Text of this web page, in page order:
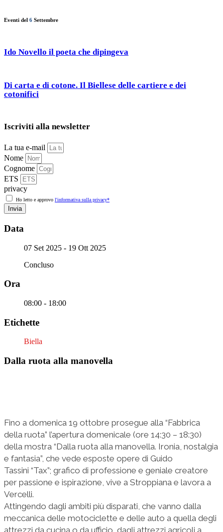
Eventi del 6 Settembre
Ido Novello il poeta che dipingeva
Di carta e di cotone. Il Biellese delle cartiere e dei
cotonifici
Iscriviti alla newsletter
La tua e-mail
Nome
Cognome
ETS
privacy
Ho letto e approvo l'informativa sulla privacy*
Invia
Data
07 Set 2025 - 19 Ott 2025
Concluso
Ora
08:00 - 18:00
Etichette
Biella
Dalla ruota alla manovella
Fino a domenica 19 ottobre prosegue alla “Fabbrica
della ruota” l’apertura domenicale (ore 14:30 – 18:30)
della mostra “Dalla ruota alla manovella. Ironia, nostalgia
e fantasia”, che vede esposte opere di Guido
Tassini “Tax”; grafico di professione e geniale creatore
per passione e ispirazione, vive a Stroppiana e lavora a
Vercelli.
Attingendo dagli ambiti più disparati, che vanno dalla
meccanica delle motociclette e delle auto a quella degli
attrezzi da cucina o da ufficio, dagli attrezzi agricoli a